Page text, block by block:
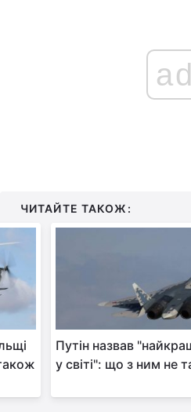
ad
ЧИТАЙТЕ ТАКОЖ:
Путін назвав
у світі": що з ним не